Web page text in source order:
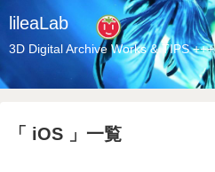
lileaLab
3D Digital Archive Works & TIPS +++
「 iOS 」一覧